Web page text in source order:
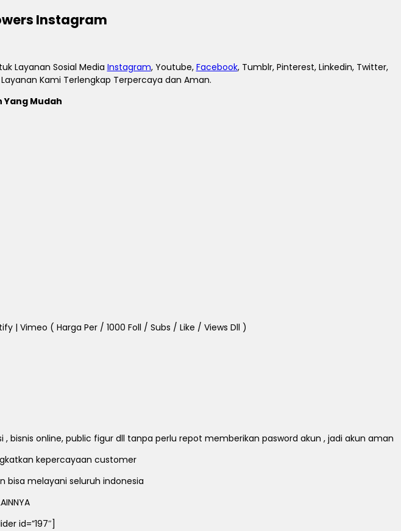
Instagram
Layanan Sosial Media Instagram, Youtube, Facebook, Tumblr, Pinterest, Linkedin, Twitter,
Kami Terlengkap Terpercaya dan Aman.
Yang Mudah
| Vimeo ( Harga Per / 1000 Foll / Subs / Like / Views Dll )
bisnis online, public figur dll tanpa perlu repot memberikan pasword akun , jadi akun aman
kepercayaan customer
bisa melayani seluruh indonesia
id=”197″]